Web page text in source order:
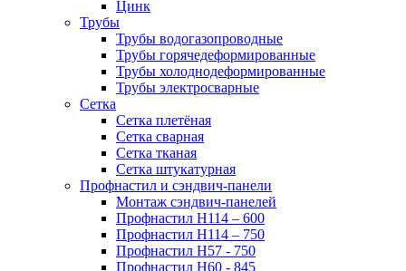
Цинк
Трубы
Трубы водогазопроводные
Трубы горячедеформированные
Трубы холоднодеформированные
Трубы электросварные
Сетка
Сетка плетёная
Сетка сварная
Сетка тканая
Сетка штукатурная
Профнастил и сэндвич-панели
Монтаж сэндвич-панелей
Профнастил Н114 – 600
Профнастил Н114 – 750
Профнастил Н57 - 750
Профнастил Н60 - 845